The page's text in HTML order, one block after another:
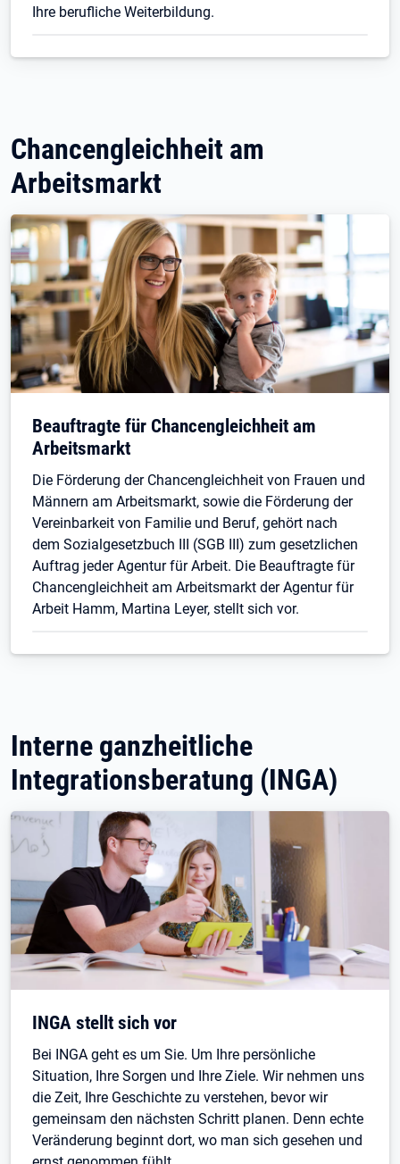
Ihre berufliche Weiterbildung.
Chancengleichheit am
Arbeitsmarkt
Beauftragte für Chancengleichheit am
Arbeitsmarkt
Die Förderung der Chancengleichheit von Frauen und
Männern am Arbeitsmarkt, sowie die Förderung der
Vereinbarkeit von Familie und Beruf, gehört nach
dem Sozialgesetzbuch III (SGB III) zum gesetzlichen
Auftrag jeder Agentur für Arbeit. Die Beauftragte für
Chancengleichheit am Arbeitsmarkt der Agentur für
Arbeit Hamm, Martina Leyer, stellt sich vor.
Interne ganzheitliche
Integrationsberatung (INGA)
INGA stellt sich vor
Bei INGA geht es um Sie. Um Ihre persönliche
Situation, Ihre Sorgen und Ihre Ziele. Wir nehmen uns
die Zeit, Ihre Geschichte zu verstehen, bevor wir
gemeinsam den nächsten Schritt planen. Denn echte
Veränderung beginnt dort, wo man sich gesehen und